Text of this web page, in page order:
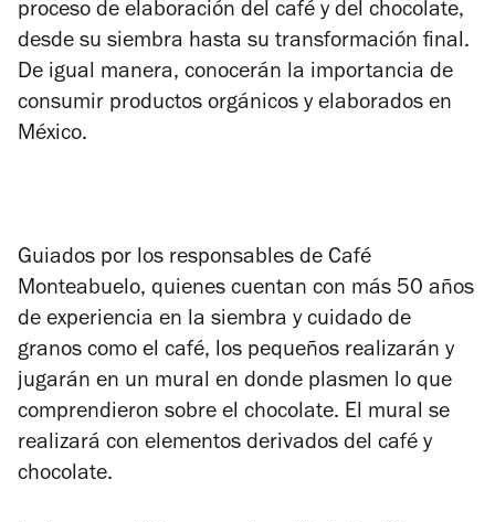
proceso de elaboración del café y del chocolate,
desde su siembra hasta su transformación final.
De igual manera, conocerán la importancia de
consumir productos orgánicos y elaborados en
México.
Guiados por los responsables de Café
Monteabuelo, quienes cuentan con más 50 años
de experiencia en la siembra y cuidado de
granos como el café, los pequeños realizarán y
jugarán en un mural en donde plasmen lo que
comprendieron sobre el chocolate. El mural se
realizará con elementos derivados del café y
chocolate.